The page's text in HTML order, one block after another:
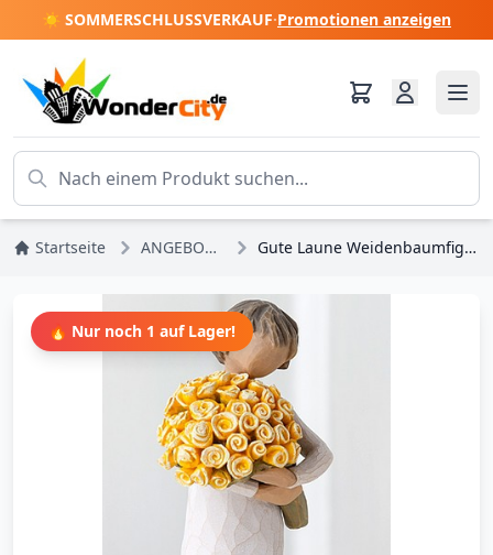
☀️ SOMMERSCHLUSSVERKAUF·Promotionen anzeigen
Startseite ANGEBOTE Gute Laune Weidenbaumfigur
🔥 Nur noch 1 auf Lager!